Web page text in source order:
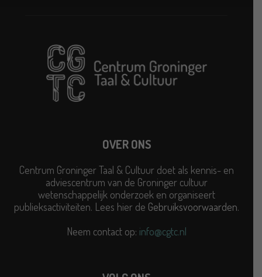
OVER ONS
Centrum Groninger Taal & Cultuur doet als kennis- en
adviescentrum van de Groninger cultuur
wetenschappelijk onderzoek en organiseert
publieksactiviteiten. Lees hier de Gebruiksvoorwaarden.
Neem contact op: info@cgtc.nl